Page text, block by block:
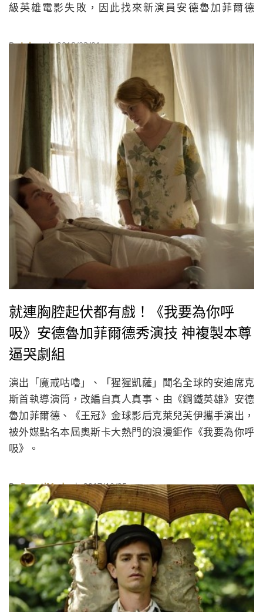
級英雄電影失敗，因此找來新演員安德魯加菲爾德
還是以同樣的擔憂結束了安德魯加菲爾德的蜘蛛人身
份。
ByJuksy| 2018/03/01
就連胸腔起伏都有戲！《我要為你呼
吸》安德魯加菲爾德秀演技 神複製本尊
逼哭劇組
演出「魔戒咕嚕」、「猩猩凱薩」聞名全球的安迪席克
斯首執導演筒，改編自真人真事、由《鋼鐵英雄》安德
魯加菲爾德、《王冠》金球影后克萊兒芙伊攜手演出，
被外媒點名本屆奧斯卡大熱門的浪漫鉅作《我要為你呼
吸》。
ByBeautiMode| 2017/10/25